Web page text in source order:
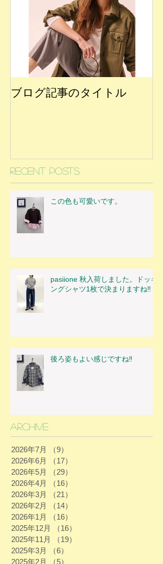
ブログ記事のタイトル
Recent Posts
この色も可愛いです。
pasiione 秋入荷しました。ドッキ
ングシャツ1枚で決まりますね‼
後ろ姿もよい感じですね‼
Archive
2026年7月 （9）
2026年6月
（17）
2026年5月
（29）
2026年4月
（16）
2026年3月
（21）
2026年2月
（14）
2026年1月
（16）
2025年12月
（16）
2025年11月
（19）
2025年3月
（6）
2025年2月
（5）